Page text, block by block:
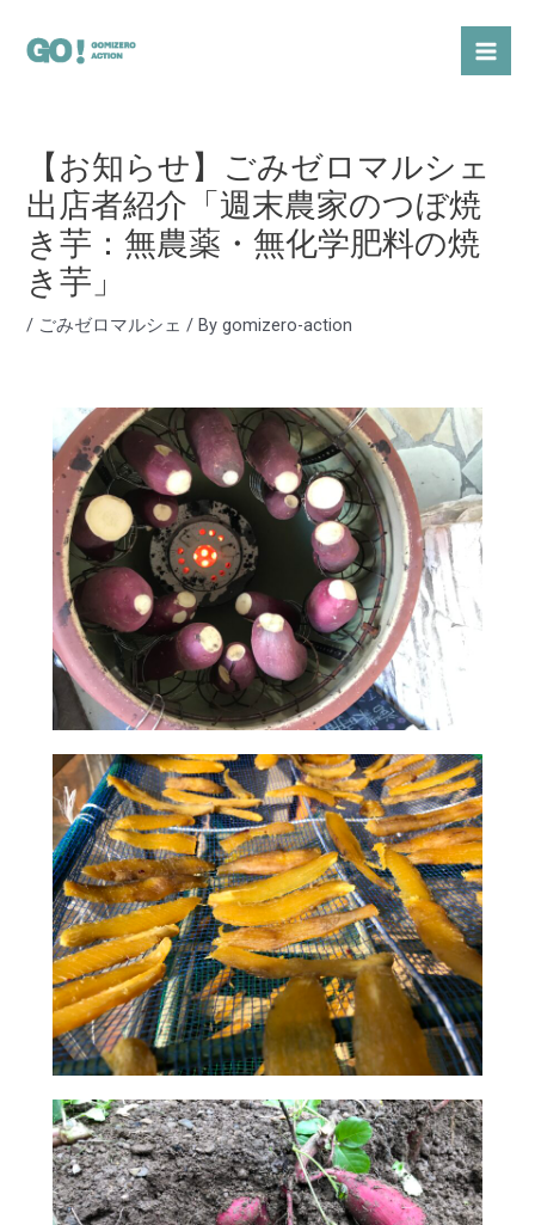
【お知らせ】ごみゼロマルシェ
出店者紹介「週末農家のつぼ焼
き芋：無農薬・無化学肥料の焼
き芋」
/ ごみゼロマルシェ / Bygomizero-action
navigation